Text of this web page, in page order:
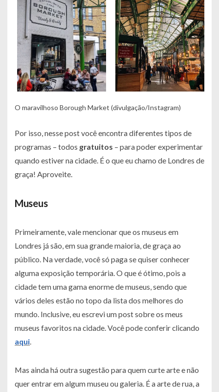
O maravilhoso Borough Market (divulgação/Instagram)
Por isso, nesse post você encontra diferentes tipos de
programas – todos gratuitos – para poder experimentar
quando estiver na cidade. É o que eu chamo de Londres de
graça! Aproveite.
Museus
Primeiramente, vale mencionar que os museus em
Londres já são, em sua grande maioria, de graça ao
público. Na verdade, você só paga se quiser conhecer
alguma exposição temporária. O que é ótimo, pois a
cidade tem uma gama enorme de museus, sendo que
vários deles estão no topo da lista dos melhores do
mundo. Inclusive, eu escrevi um post sobre os meus
museus favoritos na cidade. Você pode conferir clicando
aqui.
Mas ainda há outra sugestão para quem curte arte e não
quer entrar em algum museu ou galeria. É a arte de rua, a